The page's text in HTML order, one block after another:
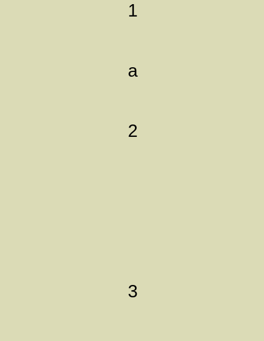
1
а
2
3